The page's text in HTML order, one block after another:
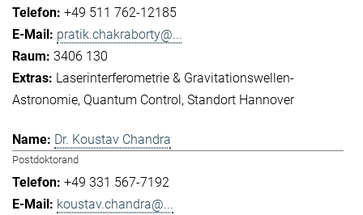
+49 511 762-12185
pratik.chakraborty@...
3406 130
Laserinterferometrie & Gravitationswellen-
Astronomie Quantum Control Standort Hannover
Dr. Koustav Chandra
Postdoktorand
+49 331 567-7192
koustav.chandra@...